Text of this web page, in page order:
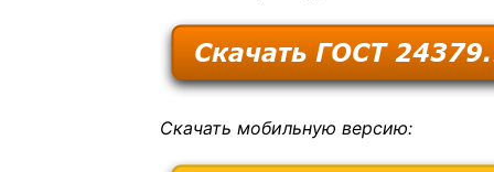
Скачать мобильную версию: